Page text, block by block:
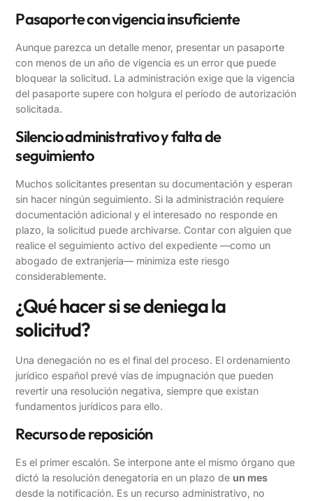
Pasaporte con vigencia insuficiente
Aunque parezca un detalle menor, presentar un pasaporte
con menos de un año de vigencia es un error que puede
bloquear la solicitud. La administración exige que la vigencia
del pasaporte supere con holgura el período de autorización
solicitada.
Silencio administrativo y falta de
seguimiento
Muchos solicitantes presentan su documentación y esperan
sin hacer ningún seguimiento. Si la administración requiere
documentación adicional y el interesado no responde en
plazo, la solicitud puede archivarse. Contar con alguien que
realice el seguimiento activo del expediente —como un
abogado de extranjería— minimiza este riesgo
considerablemente.
¿Qué hacer si se deniega la
solicitud?
Una denegación no es el final del proceso. El ordenamiento
jurídico español prevé vías de impugnación que pueden
revertir una resolución negativa, siempre que existan
fundamentos jurídicos para ello.
Recurso de reposición
Es el primer escalón. Se interpone ante el mismo órgano que
dictó la resolución denegatoria en un plazo de un mes
desde la notificación. Es un recurso administrativo, no